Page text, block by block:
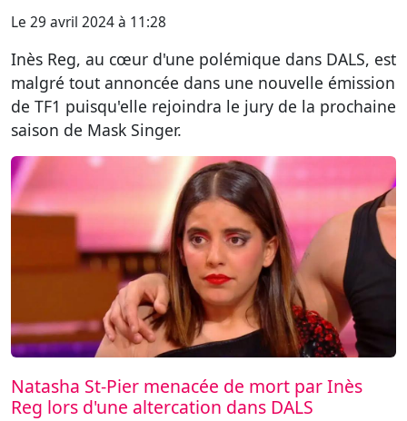
Le 29 avril 2024 à 11:28
Inès Reg, au cœur d'une polémique dans DALS, est
malgré tout annoncée dans une nouvelle émission
de TF1 puisqu'elle rejoindra le jury de la prochaine
saison de Mask Singer.
Natasha St-Pier menacée de mort par Inès
Reg lors d'une altercation dans DALS